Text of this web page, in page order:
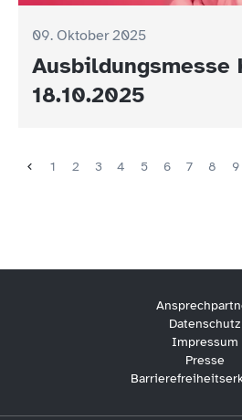
09. Oktober 2025
Ausbildungsmesse
18.10.2025
1 2 3 4 5 6 7 8 9
Datenschutz
Impressum
Presse